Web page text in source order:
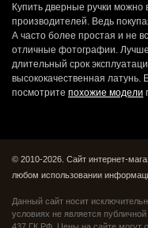
Купить дверные ручки
производителей. Ведь
А часто более простая и не
отличные фотографии.
длительный срок
высококачественная латунь.
посмотрите похожие модели
© 2010-2026. Сайт интернет-
любом использовании
Данный сайт носит
условиях не является